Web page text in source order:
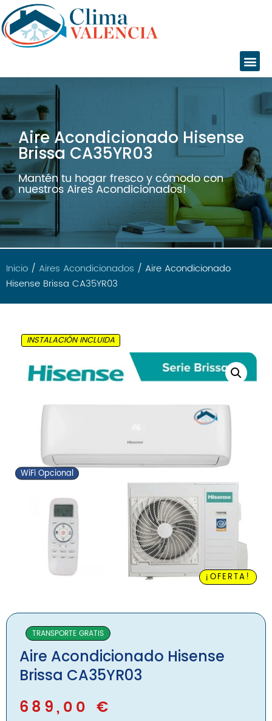
Servicios
Instalaciones
Servicio Técnico
Catálogo
Marcas
Daikin
Daitsu
Giatsu
Gree
LG
Mitsubishi
Panasonic
Hasta 4000
Hasta 4500
Hasta 6000
Tipo
Split 1×1
MultiSplit 2×1
Blog
Nosotros
Aire Acondicionado Hisense
Brissa CA35YR03
Mantén tu hogar fresco y cómodo con
nuestros Aires Acondicionados!
Inicio / Aires Acondicionados / Aire Acondicionado
Hisense Brissa CA35YR03
WiFi Opcional
¡OFERTA!
INSTALACIÓN INCLUIDA
TRANSPORTE GRATIS
Aire Acondicionado Hisense
Brissa CA35YR03
689,00 €